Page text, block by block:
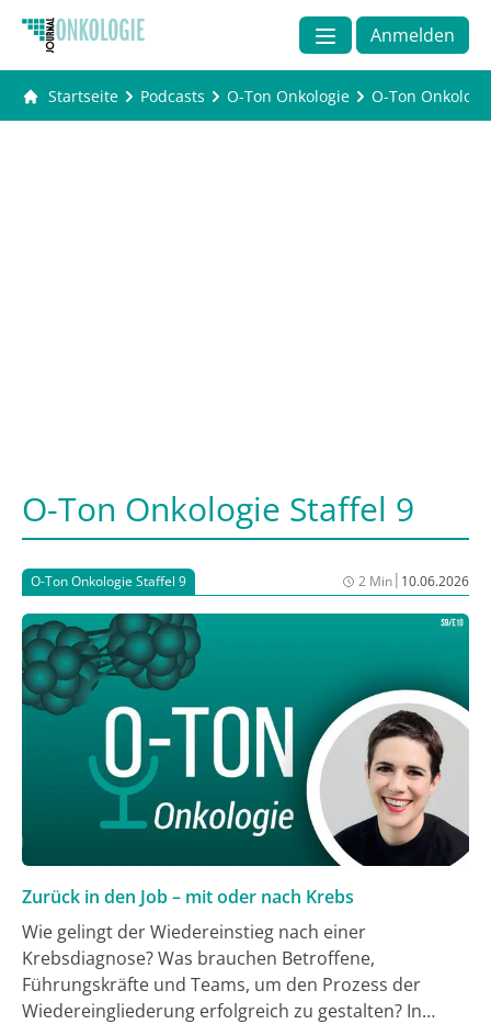
Anmelden
Startseite Podcasts O-Ton Onkologie O-Ton
O-Ton Onkologie Staffel 9
O-Ton Onkologie Staffel 9 2 Min| 10.06.2026
Zurück in den Job – mit oder nach Krebs
Wie gelingt der Wiedereinstieg nach einer
Krebsdiagnose? Was brauchen Betroffene,
Führungskräfte und Teams, um den Prozess der
Wiedereingliederung erfolgreich zu gestalten? In